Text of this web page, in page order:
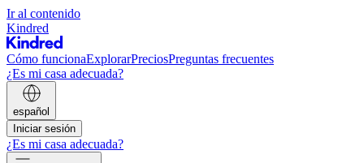
Ir al contenido
Kindred
Cómo funcionaExplorarPreciosPreguntas frecuentes
¿Es mi casa adecuada?
español
Iniciar sesión
¿Es mi casa adecuada?